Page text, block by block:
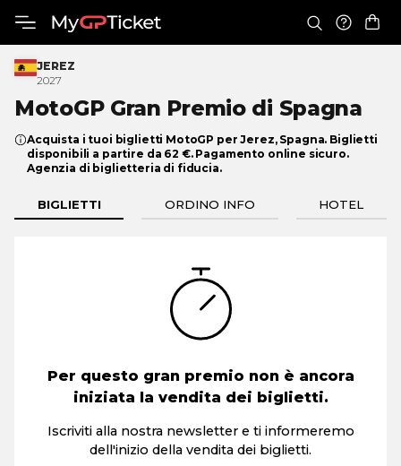
JEREZ
2027
MotoGP Gran Premio di Spagna
Acquista i tuoi biglietti MotoGP per Jerez, Spagna. Biglietti
disponibili a partire da 62 €. Pagamento online sicuro.
Agenzia di biglietteria di fiducia.
BIGLIETTI ORDINO INFO HOTEL
Per questo gran premio non è ancora
iniziata la vendita dei biglietti.
Iscriviti alla nostra newsletter e ti informeremo
dell'inizio della vendita dei biglietti.